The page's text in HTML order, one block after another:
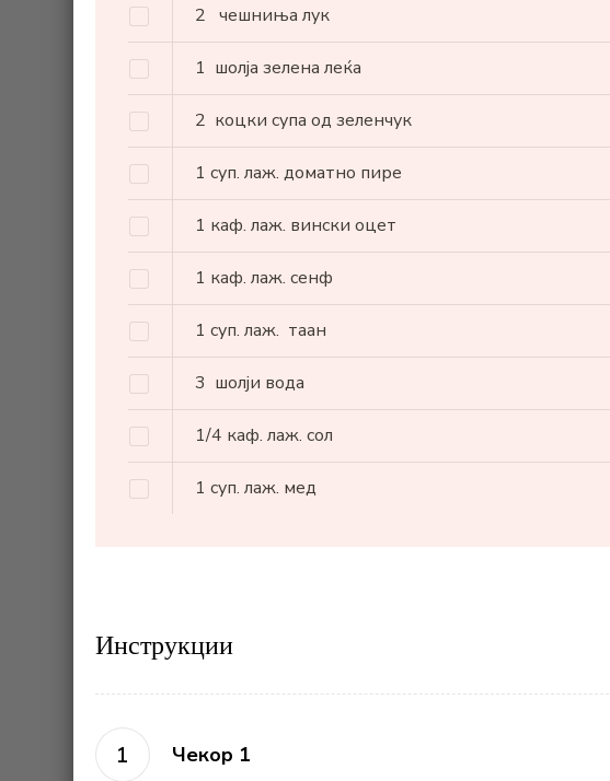
2 чешниња лук
1 шолја зелена леќа
2 коцки супа од зеленчук
1 суп. лаж. доматно пире
1 каф. лаж. вински оцет
1 каф. лаж. сенф
1 суп. лаж. таан
3 шолји вода
1/4 каф. лаж. сол
1 суп. лаж. мед
Инструкции
Чекор 1